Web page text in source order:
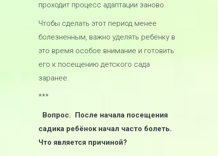
проходит процесс адаптации заново.
Чтобы сделать этот период менее
болезненным, важно уделять ребёнку в
это время особое внимание и готовить
его к посещению детского сада
заранее.
***
Вопрос. После начала посещения
садика ребёнок начал часто болеть.
Что является причиной?